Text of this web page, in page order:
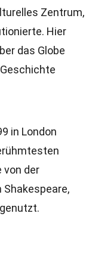
Zentrum,
Hier
das Globe
in London
von der